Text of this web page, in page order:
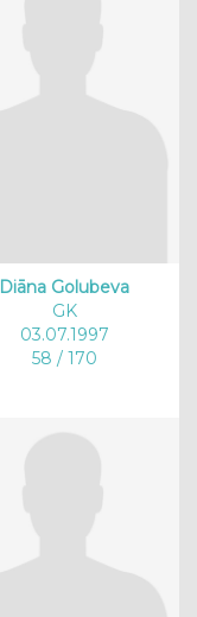
Diāna Golubeva
GK
03.07.1997
58 / 170